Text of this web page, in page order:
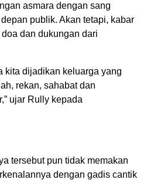
asmara dengan sang
publik. Akan tetapi, kabar
dan dukungan dari
kita dijadikan keluarga yang
rekan, sahabat dan
ujar Rully kepada
tersebut pun tidak memakan
dengan gadis cantik